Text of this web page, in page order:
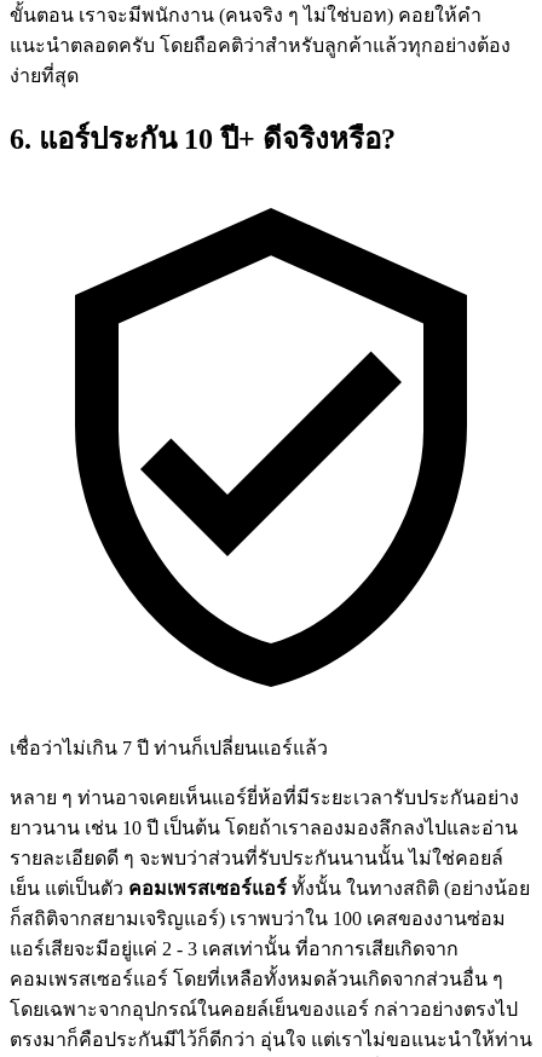
ขั้นตอน เราจะมีพนักงาน (คนจริง ๆ ไม่ใช่บอท) คอยให้คำ
แนะนำตลอดครับ โดยถือคติว่าสำหรับลูกค้าแล้วทุกอย่างต้อง
ง่ายที่สุด
6. แอร์ประกัน 10 ปี+ ดีจริงหรือ?
เชื่อว่าไม่เกิน 7 ปี ท่านก็เปลี่ยนแอร์แล้ว
หลาย ๆ ท่านอาจเคยเห็นแอร์ยี่ห้อที่มีระยะเวลารับประกันอย่าง
ยาวนาน เช่น 10 ปี เป็นต้น โดยถ้าเราลองมองลึกลงไปและอ่าน
รายละเอียดดี ๆ จะพบว่าส่วนที่รับประกันนานนั้น ไม่ใช่คอยล์
เย็น แต่เป็นตัว คอมเพรสเซอร์แอร์ ทั้งนั้น ในทางสถิติ (อย่างน้อย
ก็สถิติจากสยามเจริญแอร์) เราพบว่าใน 100 เคสของงานซ่อม
แอร์เสียจะมีอยู่แค่ 2 - 3 เคสเท่านั้น ที่อาการเสียเกิดจาก
คอมเพรสเซอร์แอร์ โดยที่เหลือทั้งหมดล้วนเกิดจากส่วนอื่น ๆ
โดยเฉพาะจากอุปกรณ์ในคอยล์เย็นของแอร์ กล่าวอย่างตรงไป
ตรงมาก็คือประกันมีไว้ก็ดีกว่า อุ่นใจ แต่เราไม่ขอแนะนำให้ท่าน